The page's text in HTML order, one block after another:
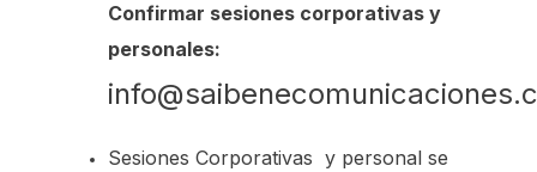
Confirmar sesiones corporativas y
personales:
Sesiones Corporativas y personal se